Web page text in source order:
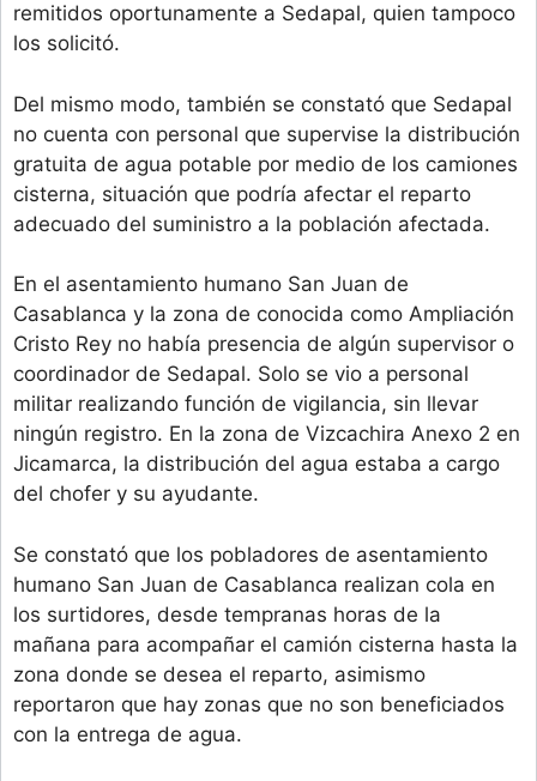
remitidos oportunamente a Sedapal, quien tampoco
los solicitó.
Del mismo modo, también se constató que Sedapal
no cuenta con personal que supervise la distribución
gratuita de agua potable por medio de los camiones
cisterna, situación que podría afectar el reparto
adecuado del suministro a la población afectada.
En el asentamiento humano San Juan de
Casablanca y la zona de conocida como Ampliación
Cristo Rey no había presencia de algún supervisor o
coordinador de Sedapal. Solo se vio a personal
militar realizando función de vigilancia, sin llevar
ningún registro. En la zona de Vizcachira Anexo 2 en
Jicamarca, la distribución del agua estaba a cargo
del chofer y su ayudante.
Se constató que los pobladores de asentamiento
humano San Juan de Casablanca realizan cola en
los surtidores, desde tempranas horas de la
mañana para acompañar el camión cisterna hasta la
zona donde se desea el reparto, asimismo
reportaron que hay zonas que no son beneficiados
con la entrega de agua.